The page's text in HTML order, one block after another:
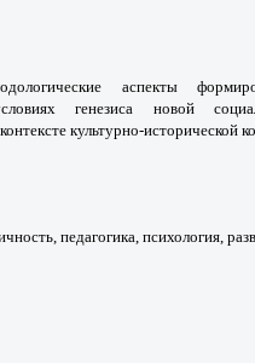
аспекты
генезиса новой
культурно-исторической
педагогика, психология,